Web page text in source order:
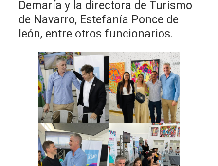
Demaría y la directora de Turismo
de Navarro, Estefanía Ponce de
león, entre otros funcionarios.